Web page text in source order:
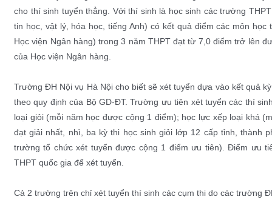
cho thí sinh tuyển thẳng. Với thí sinh là học sinh các trường
tin học, vật lý, hóa học, tiếng Anh) có kết quả điểm các môn
Học viện Ngân hàng) trong 3 năm THPT đạt từ 7,0 điểm trở lên
của Học viện Ngân hàng.
Trường ĐH Nội vụ Hà Nội cho biết sẽ xét tuyển dựa vào kết quả
theo quy định của Bộ GD-ĐT. Trường ưu tiên xét tuyển các thí
loại giỏi (mỗi năm học được cộng 1 điểm); học lực xếp loại khá
đạt giải nhất, nhì, ba kỳ thi học sinh giỏi lớp 12 cấp tỉnh, thành
trường tổ chức xét tuyển được cộng 1 điểm ưu tiên). Điểm ưu
THPT quốc gia để xét tuyển.
Cả 2 trường trên chỉ xét tuyển thí sinh các cụm thi do các trường